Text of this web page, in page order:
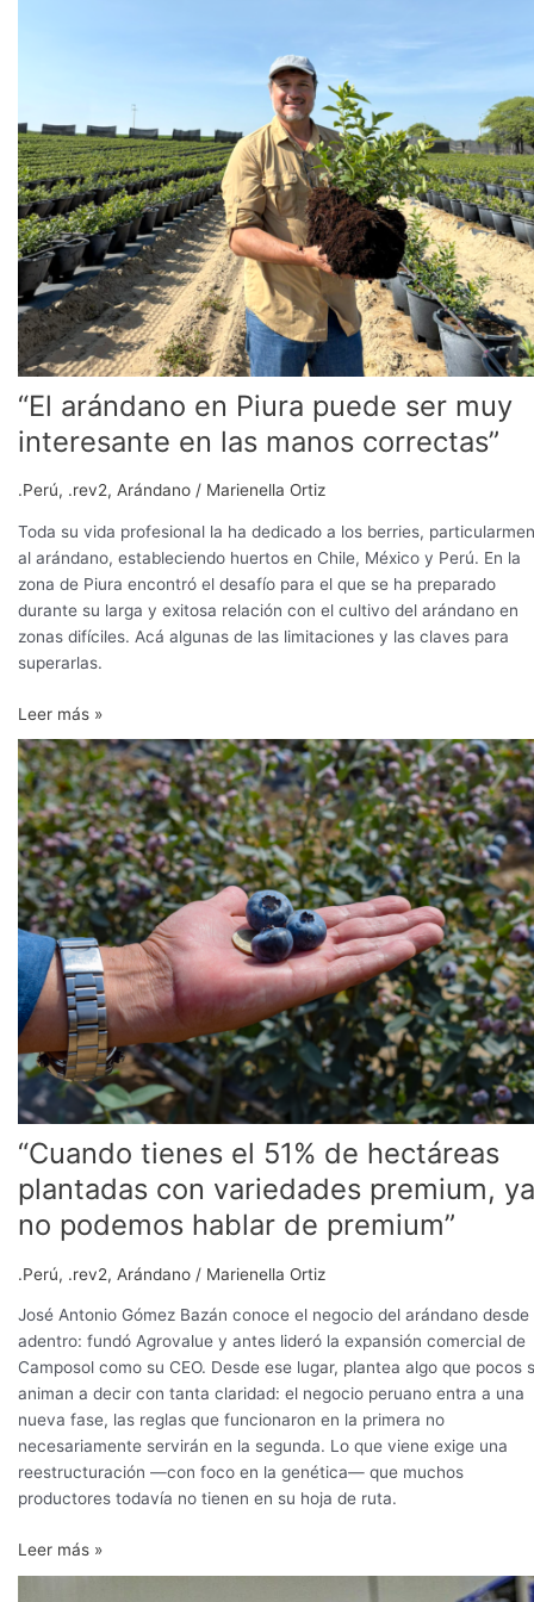
“El arándano en Piura puede ser muy
interesante en las manos correctas”
.Perú, .rev2, Arándano / Marienella Ortiz
Toda su vida profesional la ha dedicado a los berries,
al arándano, estableciendo huertos en Chile, México y Perú. En la
zona de Piura encontró el desafío para el que se ha preparado
durante su larga y exitosa relación con el cultivo del arándano en
zonas difíciles. Acá algunas de las limitaciones y las claves para
superarlas.
muy
interesante
en
las
manos
correctas”
Leer más »
“Cuando tienes el 51% de hectáreas
plantadas con variedades premium, ya
no podemos hablar de premium”
.Perú, .rev2, Arándano / Marienella Ortiz
José Antonio Gómez Bazán conoce el negocio del arándano desde
adentro: fundó Agrovalue y antes lideró la expansión comercial de
Camposol como su CEO. Desde ese lugar, plantea algo que pocos
animan a decir con tanta claridad: el negocio peruano entra a una
nueva fase, las reglas que funcionaron en la primera no
necesariamente servirán en la segunda. Lo que viene exige una
reestructuración —con foco en la genética— que muchos
productores todavía no tienen en su hoja de ruta.
“Cuando
tienes
el
51%
de
hectáreas
plantadas
con
variedades
premium,
ya
no
podemos
hablar
de
premium”
Leer más »